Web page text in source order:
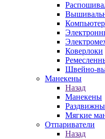
Коверлоки
Швейно-
Манекены
Назад
Манекены
Мягкие
Отпариватели
Назад